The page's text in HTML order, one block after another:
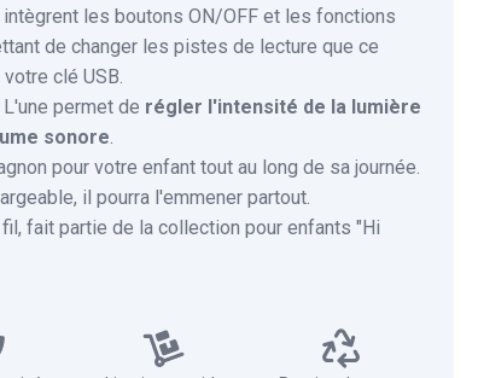
les boutons ON/OFF et les fonctions
de changer les pistes de lecture que ce
clé USB.
L'une permet de régler l'intensité de la lumière
sonore.
pour votre enfant tout au long de sa journée.
il pourra l'emmener partout.
fait partie de la collection pour enfants "Hi